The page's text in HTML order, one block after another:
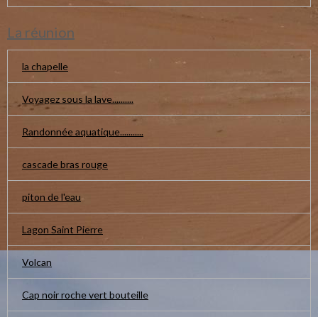
La réunion
la chapelle
Voyagez sous la lave..........
Randonnée aquatique...........
cascade bras rouge
piton de l'eau
Lagon Saint Pierre
Volcan
Cap noir roche vert bouteille